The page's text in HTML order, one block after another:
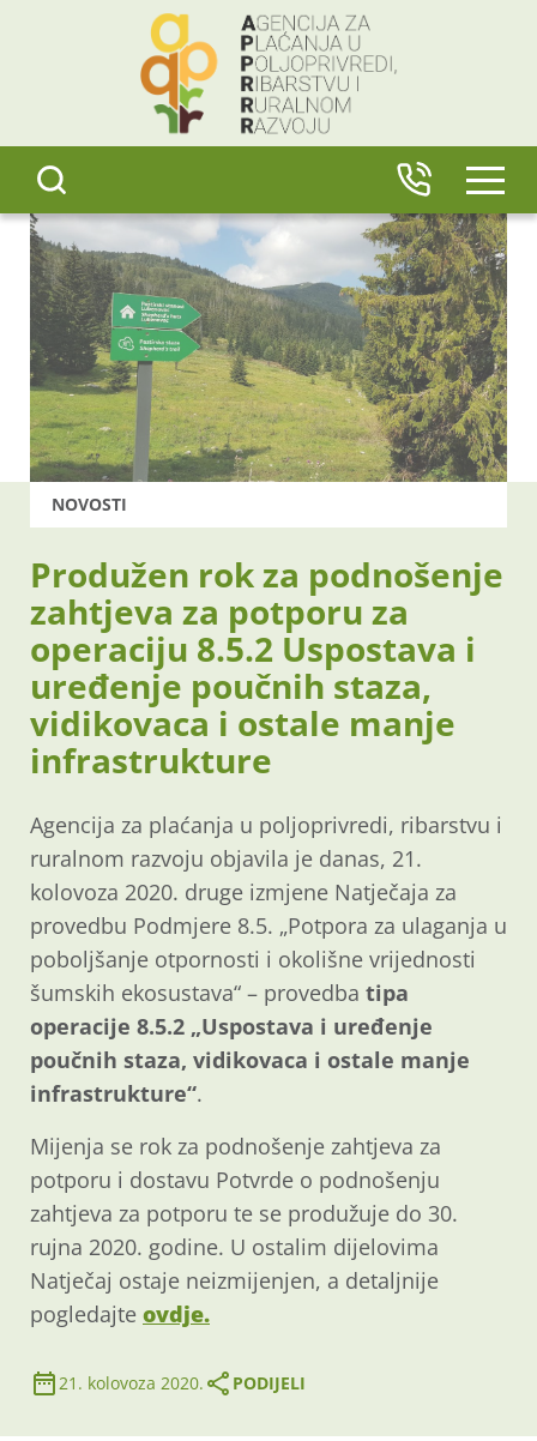
NOVOSTI
Produžen rok za podnošenje
zahtjeva za potporu za
operaciju 8.5.2 Uspostava i
uređenje poučnih staza,
vidikovaca i ostale manje
infrastrukture
Agencija za plaćanja u poljoprivredi, ribarstvu i
ruralnom razvoju objavila je danas, 21.
kolovoza 2020. druge izmjene Natječaja za
provedbu Podmjere 8.5. „Potpora za ulaganja u
poboljšanje otpornosti i okolišne vrijednosti
šumskih ekosustava“ – provedba tipa
operacije 8.5.2 „Uspostava i uređenje
poučnih staza, vidikovaca i ostale manje
infrastrukture“.
Mijenja se rok za podnošenje zahtjeva za
potporu i dostavu Potvrde o podnošenju
zahtjeva za potporu te se produžuje do 30.
rujna 2020. godine. U ostalim dijelovima
Natječaj ostaje neizmijenjen, a detaljnije
pogledajte ovdje.
21. kolovoza 2020. PODIJELI